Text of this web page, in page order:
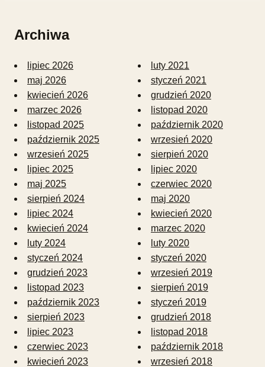
Archiwa
lipiec 2026
maj 2026
kwiecień 2026
marzec 2026
listopad 2025
październik 2025
wrzesień 2025
lipiec 2025
maj 2025
sierpień 2024
lipiec 2024
kwiecień 2024
luty 2024
styczeń 2024
grudzień 2023
listopad 2023
październik 2023
sierpień 2023
lipiec 2023
czerwiec 2023
kwiecień 2023
luty 2021
styczeń 2021
grudzień 2020
listopad 2020
październik 2020
wrzesień 2020
sierpień 2020
lipiec 2020
czerwiec 2020
maj 2020
kwiecień 2020
marzec 2020
luty 2020
styczeń 2020
wrzesień 2019
sierpień 2019
styczeń 2019
grudzień 2018
listopad 2018
październik 2018
wrzesień 2018